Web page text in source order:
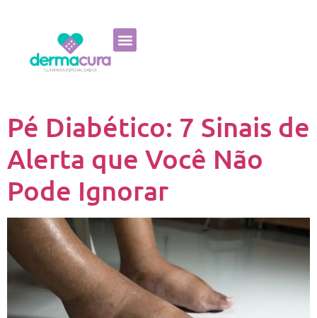
Pé Diabético: 7 Sinais de
Alerta que Você Não
Pode Ignorar